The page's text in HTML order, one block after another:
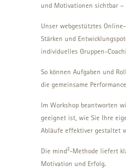
und Motivationen sichtbar
Unser webgestütztes
Stärken und
individuelles Gruppen-
So können Aufgaben und
die gemeinsame
Im Workshop beantworten
geeignet ist, wie Sie Ihre
Abläufe effektiver gestaltet
Die mind²-Methode liefert
Motivation und Erfolg.